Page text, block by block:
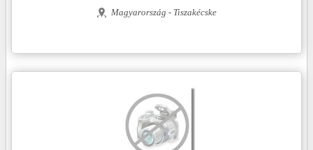
Magyarország - Tiszakécske